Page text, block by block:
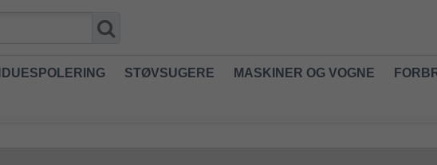
STØVSUGERE MASKINER OG VOGNE